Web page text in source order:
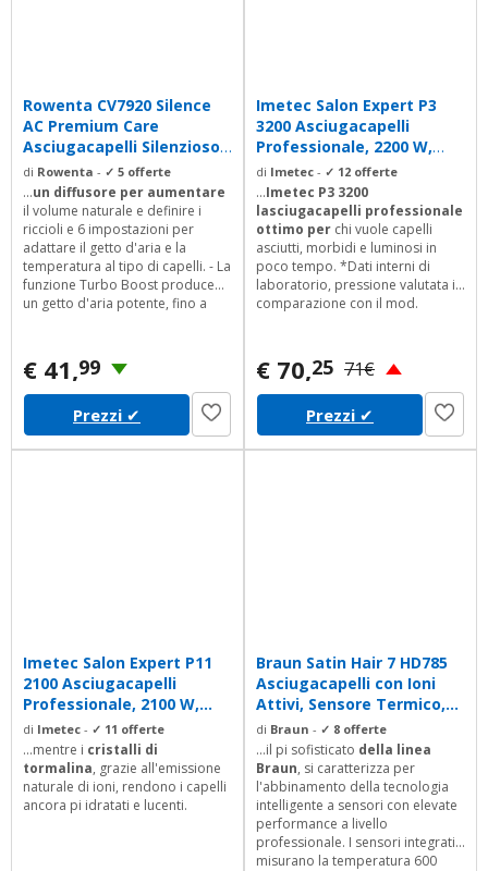
Rowenta CV7920 Silence
AC Premium Care
Asciugacapelli Silenzioso,
2300 W, con...
di Rowenta - ✓ 5 offerte
...un diffusore per aumentare
il volume naturale e definire i
riccioli e 6 impostazioni per
adattare il getto d'aria e la
temperatura al tipo di capelli. - La
funzione Turbo Boost produce
un getto d'aria potente, fino a
capelli difficili- Il cavo di
alimentazione da 1. 8 m
garantisce una migliore comodit
d'uso- Griglia amovibile per una
facile pulizia Contenuto della
confezione...
€ 41,99
Prezzi ✔
Imetec Salon Expert P3
3200 Asciugacapelli
Professionale, 2200 W,
Griglia con...
di Imetec - ✓ 12 offerte
...Imetec P3 3200
lasciugacapelli professionale
ottimo per chi vuole capelli
asciutti, morbidi e luminosi in
poco tempo. *Dati interni di
laboratorio, pressione valutata in
comparazione con il mod.
€ 70,25 71€
Prezzi ✔
Imetec Salon Expert P11
2100 Asciugacapelli
Professionale, 2100 W,...
di Imetec - ✓ 11 offerte
...mentre i cristalli di
tormalina, grazie all'emissione
naturale di ioni, rendono i capelli
ancora pi idratati e lucenti.
Braun Satin Hair 7 HD785
Asciugacapelli con Ioni
Attivi, Sensore Termico,...
di Braun - ✓ 8 offerte
...il pi sofisticato della linea
Braun, si caratterizza per
l'abbinamento della tecnologia
intelligente a sensori con elevate
performance a livello
professionale. I sensori integrati
misurano la temperatura 600